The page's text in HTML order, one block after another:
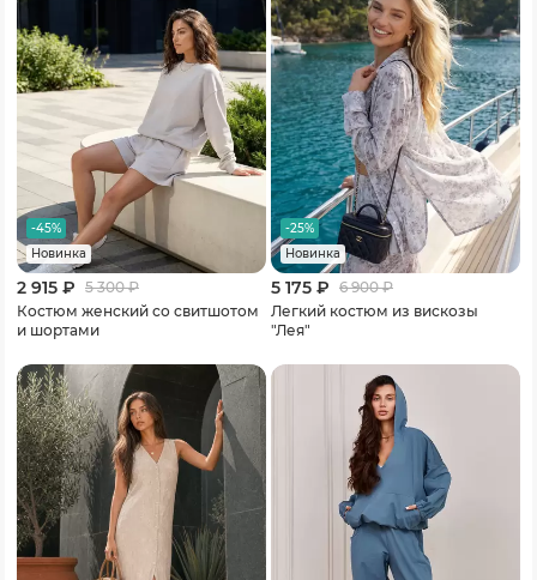
-45%
Новинка
2 915 ₽ 5 300₽
Костюм женский со свитшотом
и шортами
-25%
Новинка
5 175 ₽ 6 900₽
Легкий костюм из вискозы
"Лея"